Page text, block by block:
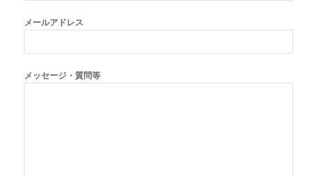
メールアドレス
メッセージ・質問等